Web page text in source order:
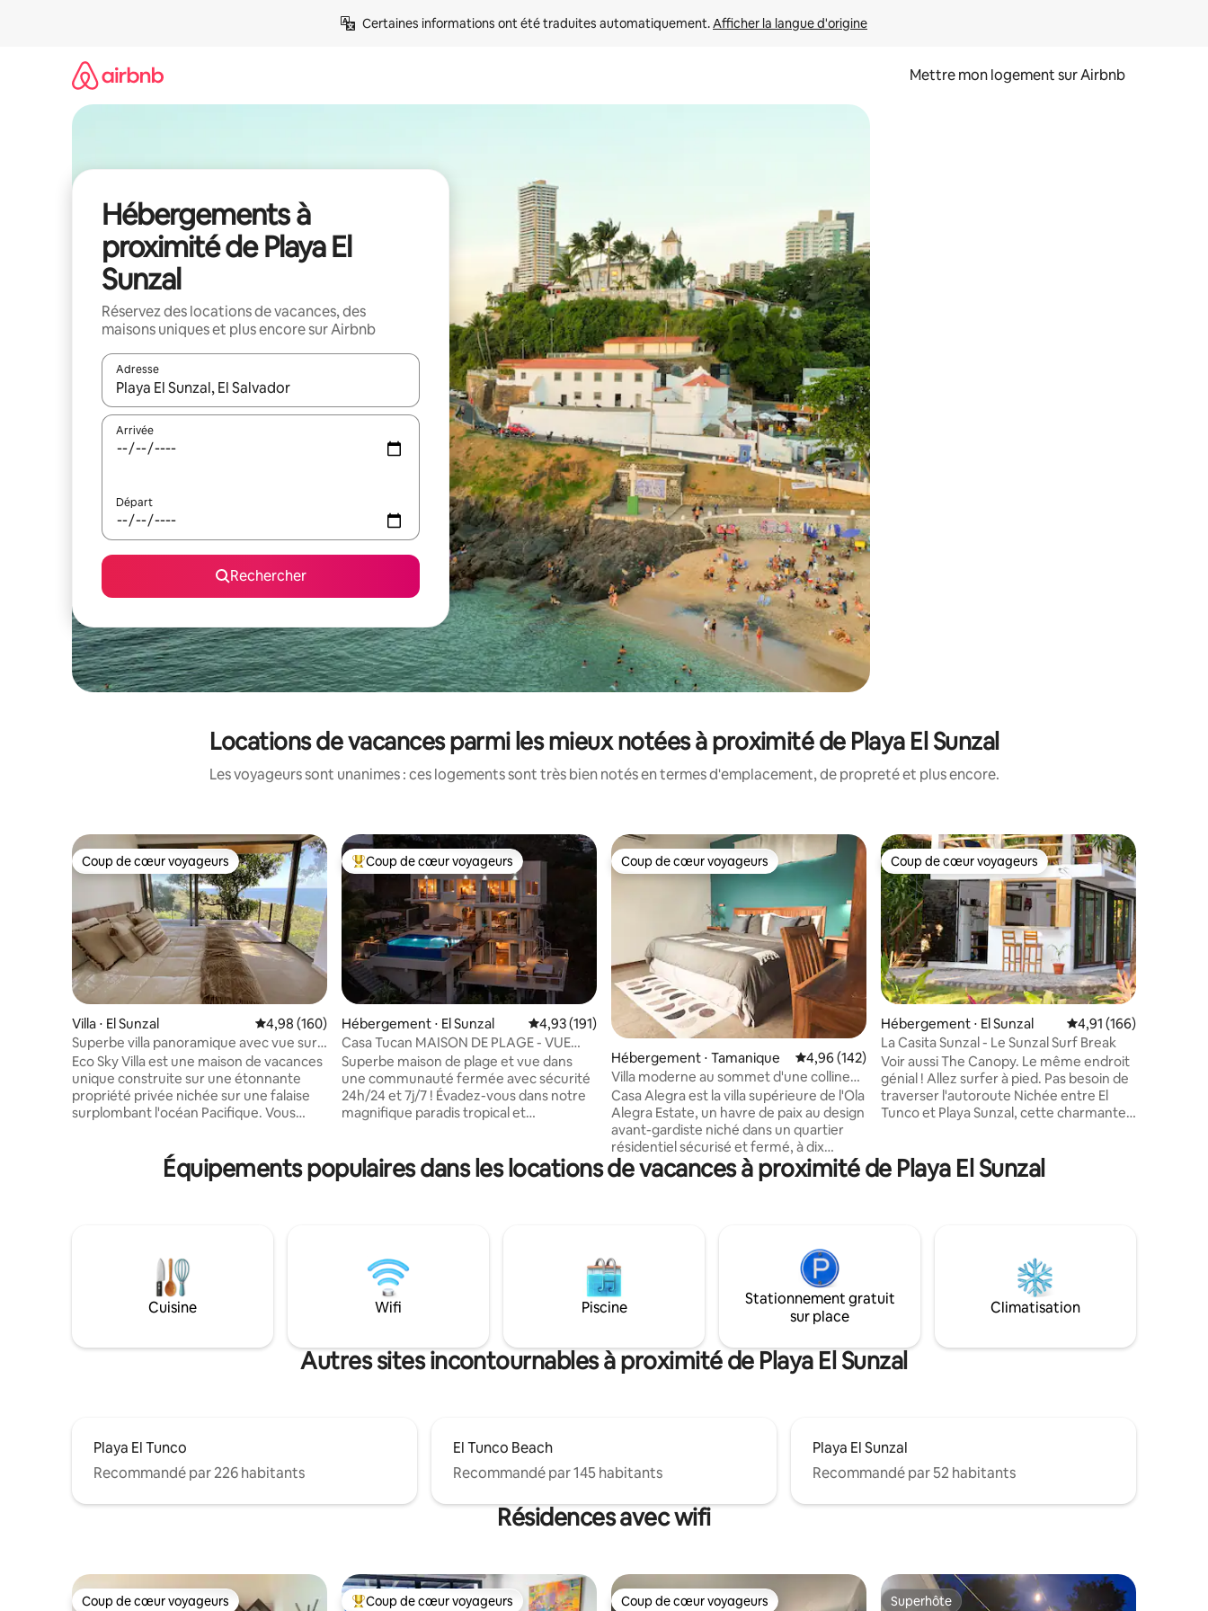
Certaines informations ont été traduites automatiquement. Afficher la langue d'origine
Mettre mon logement sur Airbnb
Hébergements à
proximité de Playa El
Sunzal
Réservez des locations de vacances, des
maisons uniques et plus encore sur Airbnb
Adresse
Lorsque les résultats s'affichent, utilisez les flèches vers le haut et vers le bas pour les parcourir ou en appuyant et en faisant glisser.
Arrivée
Départ
Rechercher
Locations de vacances parmi les mieux notées à proximité de Playa El Sunzal
Les voyageurs sont unanimes : ces logements sont très bien notés en termes d'emplacement, de propreté et plus encore.
Coup de cœur voyageurs
Coup de cœur voyageurs
Villa ⋅ El Sunzal Évaluation moyenne sur la base de 160 commentaires : 4,98 sur 5
4,98 (160)
Superbe villa panoramique avec vue sur
l'océan
Eco Sky Villa est une maison de vacances
unique construite sur une étonnante
propriété privée nichée sur une falaise
surplombant l'océan Pacifique. Vous
terrasse flottante sous de grands arbres,
vous détendre sur votre propre piscine
seulement quelques heures de vue
imprenable sur l'océan, j'espère que vous
pourrez également ressentir un
sentiment général de calme et de bien-
Coups de cœur voyageurs les plus appréciés
Coup de cœur voyageurs
Hébergement ⋅ El Sunzal Évaluation moyenne sur la base de 191 commentaires : 4,93 sur 5
4,93 (191)
Casa Tucan MAISON DE PLAGE - VUE
SPECTACULAIRE SUR L'OCÉAN
Superbe maison de plage et vue dans
une communauté fermée avec sécurité
24h/24 et 7j/7 ! Évadez-vous dans notre
magnifique paradis tropical et
rénovée qui allie harmonieusement la
beauté de la forêt tropicale à une vue
la retraite parfaite sur la plage.
Restaurants, bars, « El Tunco », « El
Sunzal », un spot de surf de premier
ordre, à quelques minutes de la maison.
Coup de cœur voyageurs
Coup de cœur voyageurs
Hébergement ⋅ Tamanique Évaluation moyenne sur la base de 142 commentaires : 4,96 sur 5
4,96 (142)
Villa moderne au sommet d'une colline
avec piscine, lit King Size et lit de repos,
capacité d'hébergement de 4 personnes
Casa Alegra est la villa supérieure de l'Ola
Alegra Estate, un havre de paix au design
avant-gardiste niché dans un quartier
résidentiel sécurisé et fermé, à dix
minutes à pied de la plage et à quelques
minutes en voiture d'El Zonte et d'El
dans un espace conçu pour une
relaxation totale. EAU CHAUDE (rare ici),
piscine, Wi-Fi rapide, cuisine,
climatisation dans tout le logement et
patio privé. Tarif de base = 2 personnes.
Coup de cœur voyageurs
Coup de cœur voyageurs
Hébergement ⋅ El Sunzal Évaluation moyenne
4,91 (166)
La Casita Sunzal - Le Sunzal Surf Break
Voir aussi The Canopy. Le même endroit
génial ! Allez surfer à pied. Pas besoin de
traverser l'autoroute Nichée entre El
Tunco et Playa Sunzal, cette charmante
sa végétation tropicale luxuriante, ses
eaux chaudes, ses plages de sable noir,
vacances et les aventuriers en solo à la
recherche d'un coin de paradis tropical
avec des vagues toute l'année.
Équipements populaires dans les locations de vacances à proximité de Playa El Sunzal
Cuisine Wifi Piscine
Stationnement gratuit
sur place
Climatisation
Autres sites incontournables à proximité de Playa El Sunzal
Playa El Tunco
Recommandé par 226 habitants
El Tunco Beach
Recommandé par 145 habitants
Playa El Sunzal
Recommandé par 52 habitants
Résidences avec wifi
Coup de cœur voyageurs Coup de cœur voyageurs Coup de cœur voyageurs Superhôte